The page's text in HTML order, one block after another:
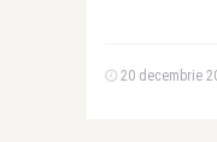
20 decembrie